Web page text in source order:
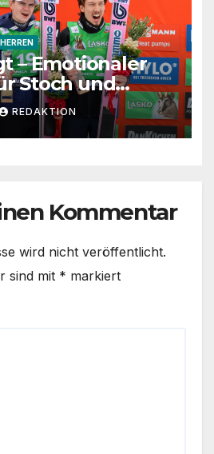
– Emotionaler
Stoch und
REDAKTION
Kommentar
wird nicht veröffentlicht.
sind mit * markiert